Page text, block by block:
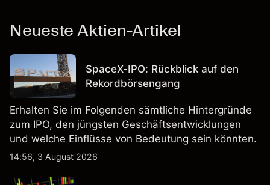
Neueste Aktien-Artikel
SpaceX-IPO: Rückblick auf den
Rekordbörsengang
Erhalten Sie im Folgenden sämtliche Hintergründe
zum IPO, den jüngsten Geschäftsentwicklungen
und welche Einflüsse von Bedeutung sein könnten.
14:56, 3 August 2026